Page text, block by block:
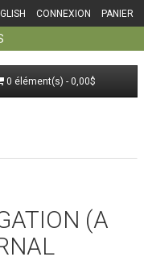
CONNEXION PANIER
0 élément(s) - 0,00$
(A